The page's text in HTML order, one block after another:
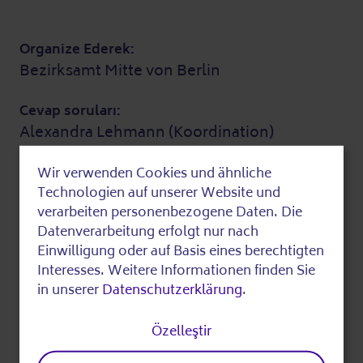
Organize Ederek:
Bezirksamt Mitte von Berlin
Cevap soruları:
Alexandra Lehmann (Koordination)
030 2425566
spandauerstr2@gmx.de
Daha fazla bilgi
Maliyetler Maliyetler:
Bu olay ücretsiz.
Son olarak düzenlenmiş
Use
of
personal
data
and
Wir verwenden Cookies und ähnliche
Technologien auf unserer Website und
verarbeiten personenbezogene Daten. Die
Datenverarbeitung erfolgt nur nach
Einwilligung oder auf Basis eines berechtigten
Interesses. Weitere Informationen finden Sie
in unsererDatenschutzerklärung.
Özelleştir